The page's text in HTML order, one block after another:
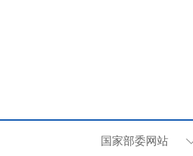
国家部委网站